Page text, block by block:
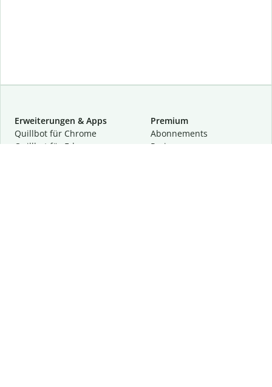
Erweiterungen & Apps
Quillbot für Chrome
Quillbot für Edge
Premium
Abon­ne­ments
Preise